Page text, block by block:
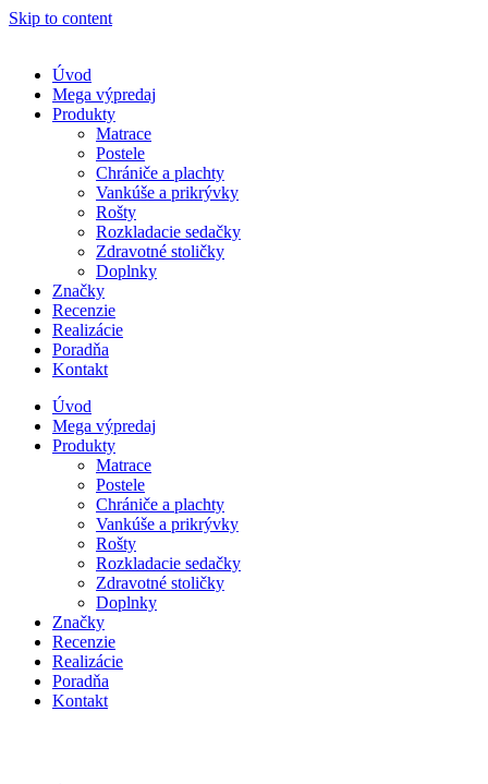
Skip to content
Úvod
Mega výpredaj
Produkty
Matrace
Postele
Chrániče a plachty
Vankúše a prikrývky
Rošty
Rozkladacie sedačky
Zdravotné stoličky
Doplnky
Značky
Recenzie
Realizácie
Poradňa
Kontakt
Úvod
Mega výpredaj
Produkty
Matrace
Postele
Chrániče a plachty
Vankúše a prikrývky
Rošty
Rozkladacie sedačky
Zdravotné stoličky
Doplnky
Značky
Recenzie
Realizácie
Poradňa
Kontakt